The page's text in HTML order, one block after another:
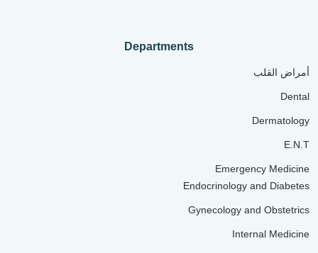
Departments
أمراض القلب
Dental
Dermatology
E.N.T
Emergency Medicine
Endocrinology and Diabetes
Gynecology and Obstetrics
Internal Medicine